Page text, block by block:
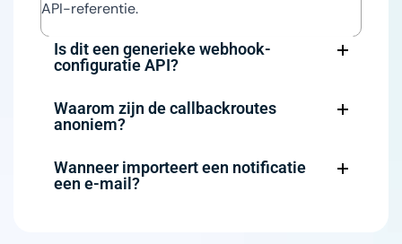
API-referentie.
Is dit een generieke webhook-
configuratie API?
Waarom zijn de callbackroutes
anoniem?
Wanneer importeert een notificatie
een e-mail?